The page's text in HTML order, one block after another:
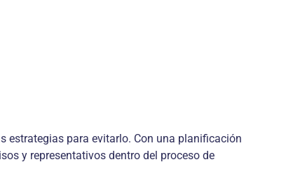
estrategias para evitarlo. Con una planificación
y representativos dentro del proceso de